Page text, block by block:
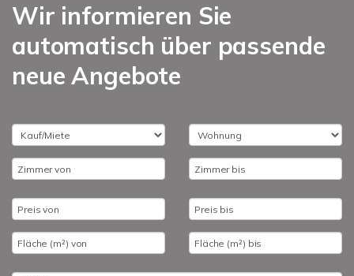
Wir informieren Sie
automatisch über passende
neue Angebote